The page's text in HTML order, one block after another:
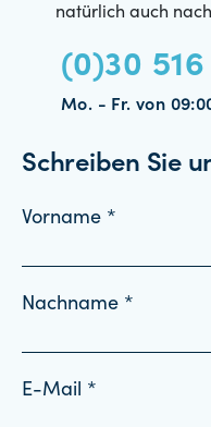
natürlich auch
(0)30
Mo. - Fr. von
Schreiben Sie
Vorname *
Nachname *
E-Mail *